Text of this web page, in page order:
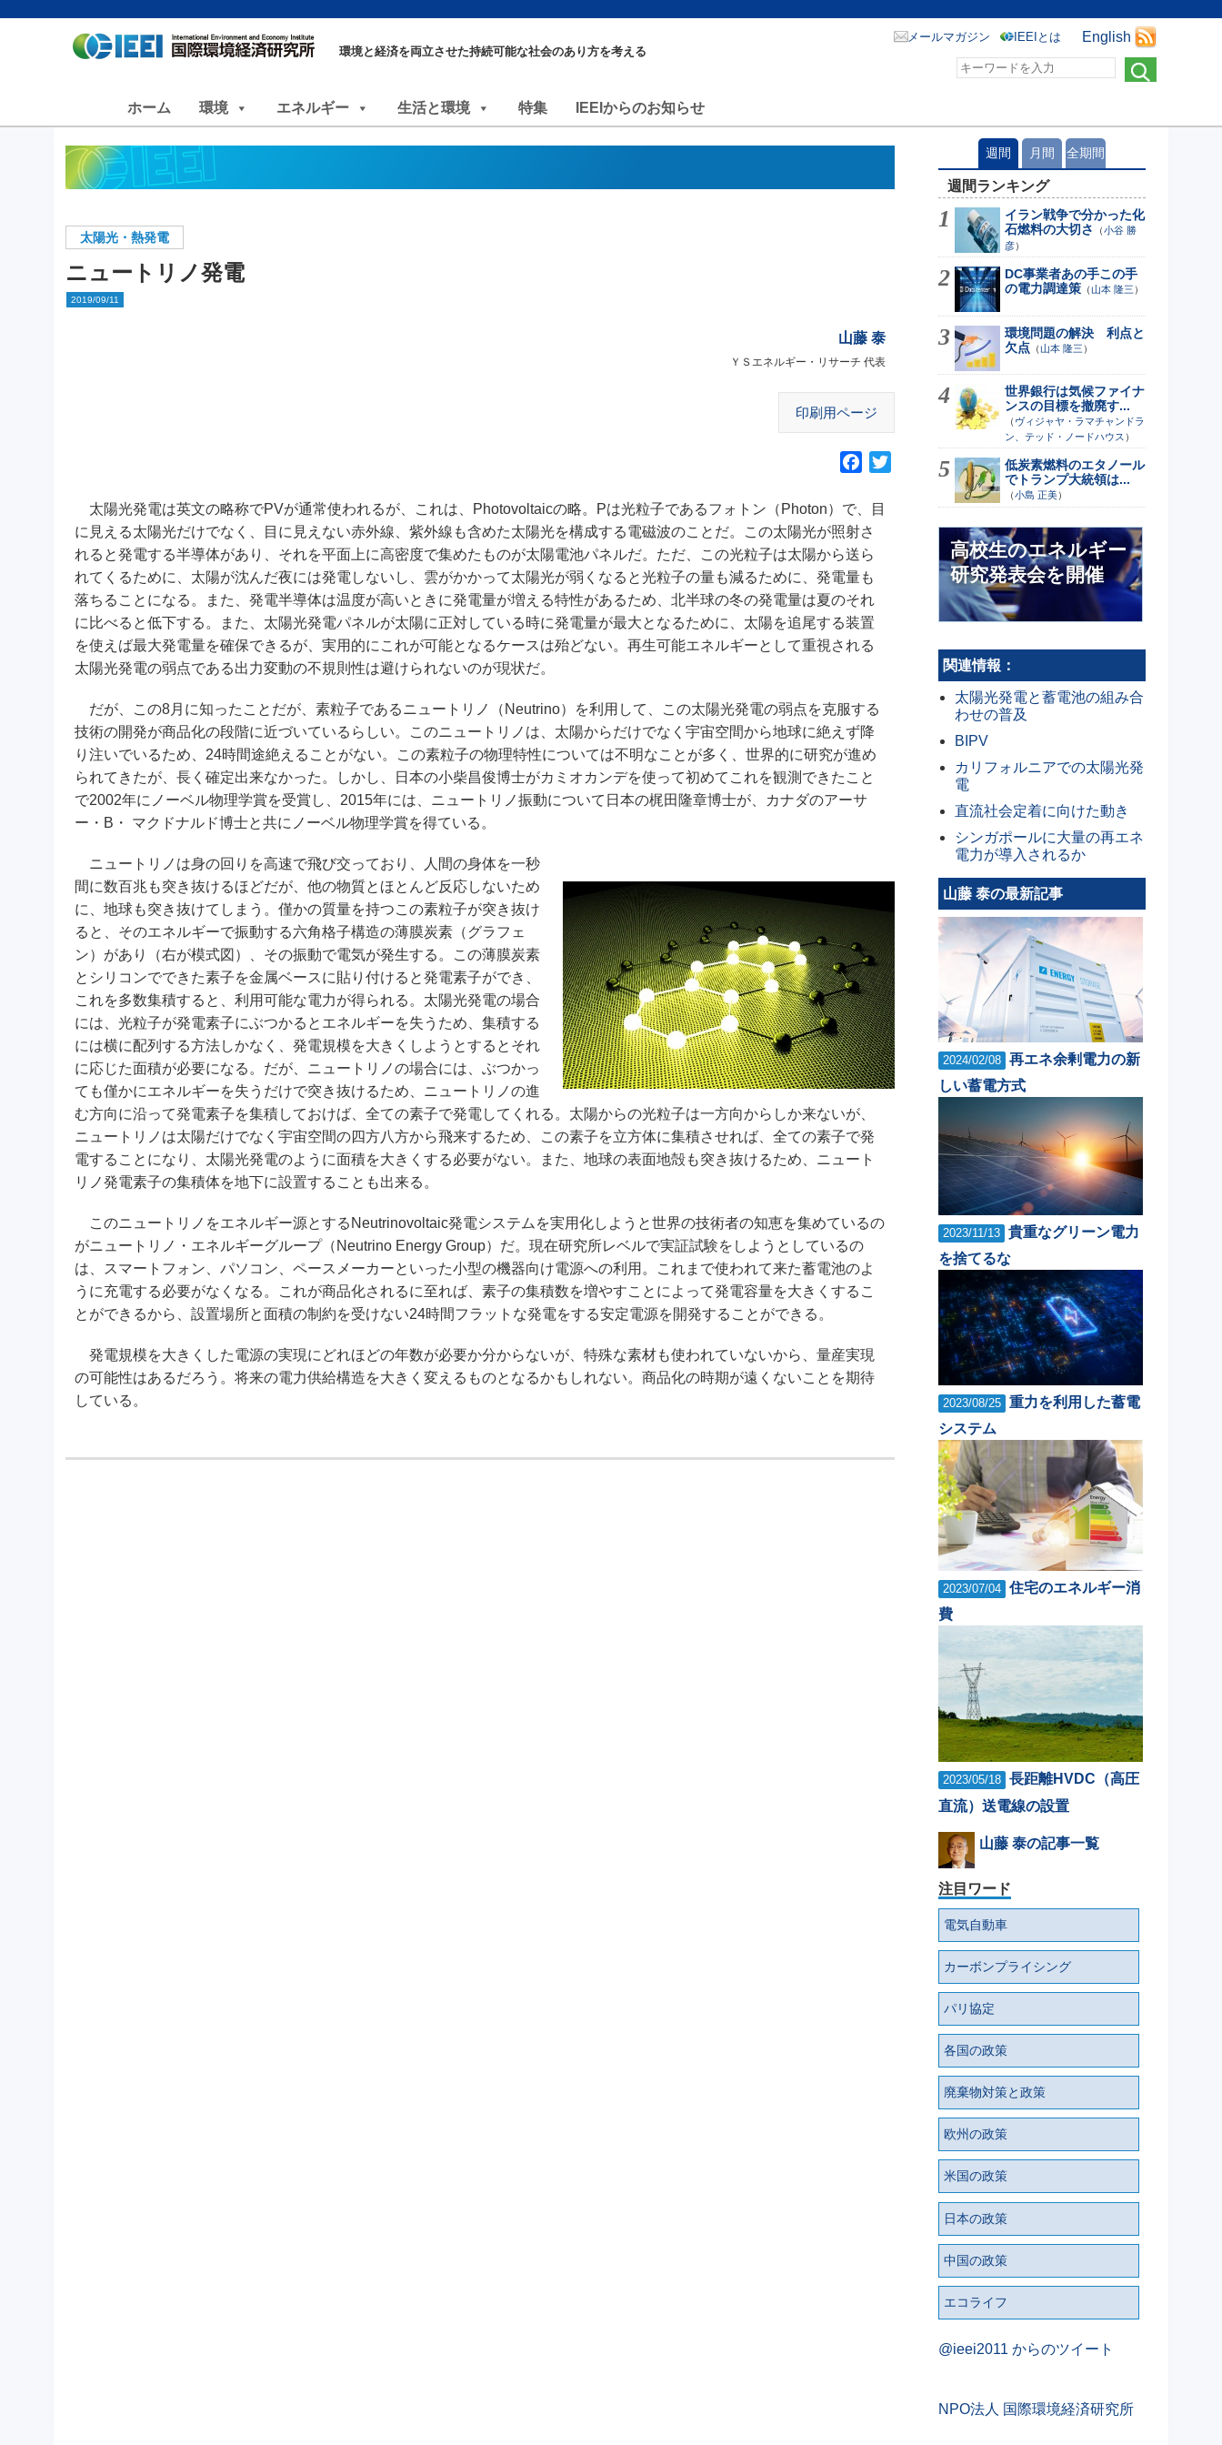
環境と経済を両立させた持続可能な社会のあり方を考える
English
メールマガジン IEEIとは
ホーム 環境 エネルギー 生活と環境 特集 IEEIからのお知らせ
太陽光・熱発電
ニュートリノ発電
2019/09/11
山藤 泰
ＹＳエネルギー・リサーチ 代表
印刷用ページ
e
b
o
o
k
太陽光発電は英文の略称でPVが通常使われるが、これは、Photovoltaicの略。Pは光粒子であるフォトン（Photon）で、目
に見える太陽光だけでなく、目に見えない赤外線、紫外線も含めた太陽光を構成する電磁波のことだ。
この太陽光が照射さ
れると発電する半導体があり、それを平面上に高密度で集めたものが太陽電池パネルだ。ただ、この光粒子は太陽から送ら
れてくるために、太陽が沈んだ夜には発電しないし、雲がかかって太陽光が弱くなると光粒子の量も減るために、発電量も
落ちることになる。また、発電半導体は温度が高いときに発電量が増える特性があるため、北半球の冬の発電量は夏のそれ
に比べると低下する。また、太陽光発電パネルが太陽に正対している時に発電量が最大となるために、太陽を追尾する装置
を使えば最大発電量を確保できるが、実用的にこれが可能となるケースは殆どない。再生可能エネルギーとして重視される
太陽光発電の弱点である出力変動の不規則性は避けられないのが現状だ。
だが、この8月に知ったことだが、素粒子であるニュートリノ（Neutrino）を利用して、この太陽光発電の弱点を克服する
技術の開発が商品化の段階に近づいているらしい。このニュートリノは、太陽からだけでなく宇宙空間から地球に絶えず降
り注いでいるため、24時間途絶えることがない。この素粒子の物理特性については不明なことが多く、世界的に研究が進め
られてきたが、長く確定出来なかった。しかし、日本の小柴昌俊博士がカミオカンデを使って初めてこれを観測できたこと
で2002年にノーベル物理学賞を受賞し、2015年には、ニュートリノ振動について日本の梶田隆章博士が、カナダのアーサ
ー・B・ マクドナルド博士と共にノーベル物理学賞を得ている。
ニュートリノは身の回りを高速で飛び交っており、人間の身体を一秒
間に数百兆も突き抜けるほどだが、他の物質とほとんど反応しないため
に、地球も突き抜けてしまう。僅かの質量を持つこの素粒子が突き抜け
ると、そのエネルギーで振動する六角格子構造の薄膜炭素（グラフェ
ン）があり（右が模式図）、その振動で電気が発生する。この薄膜炭素
とシリコンでできた素子を金属ベースに貼り付けると発電素子ができ、
これを多数集積すると、利用可能な電力が得られる。太陽光発電の場合
には、光粒子が発電素子にぶつかるとエネルギーを失うため、集積する
には横に配列する方法しかなく、発電規模を大きくしようとするとそれ
に応じた面積が必要になる。だが、ニュートリノの場合には、ぶつかっ
ても僅かにエネルギーを失うだけで突き抜けるため、ニュートリノの進
む方向に沿って発電素子を集積しておけば、全ての素子で発電してくれる。太陽からの光粒子は一方向からしか来ないが、
ニュートリノは太陽だけでなく宇宙空間の四方八方から飛来するため、この素子を立方体に集積させれば、全ての素子で発
電することになり、太陽光発電のように面積を大きくする必要がない。また、地球の表面地殻も突き抜けるため、ニュート
リノ発電素子の集積体を地下に設置することも出来る。
このニュートリノをエネルギー源とするNeutrinovoltaic発電システムを実用化しようと世界の技術者の知恵を集めているの
がニュートリノ・エネルギーグループ（Neutrino Energy Group）だ。現在研究所レベルで実証試験をしようとしているの
は、スマートフォン、パソコン、ペースメーカーといった小型の機器向け電源への利用。これまで使われて来た蓄電池のよ
うに充電する必要がなくなる。これが商品化されるに至れば、素子の集積数を増やすことによって発電容量を大きくするこ
とができるから、設置場所と面積の制約を受けない24時間フラットな発電をする安定電源を開発することができる。
発電規模を大きくした電源の実現にどれほどの年数が必要か分からないが、特殊な素材も使われていないから、量産実現
の可能性はあるだろう。将来の電力供給構造を大きく変えるものとなるかもしれない。商品化の時期が遠くないことを期待
している。
週間 月間 全期間
週間ランキング
イラン戦争で分かった化
石燃料の大切さ
（小谷 勝
彦）
DC事業者あの手この手
の電力調達策 （山本 隆三 ）
環境問題の解決 利点と
欠点 （山本 隆三 ）
世界銀行は気候ファイナ
ンスの目標を撤廃す...
（ ヴィジャヤ・ラマチャンドラ
ン、テッド・ノードハウス ）
低炭素燃料のエタノール
でトランプ大統領は...
（小島 正美）
高校生のエネルギー
研究発表会を開催
関連情報：
太陽光発電と蓄電池の組み合
わせの普及
BIPV
カリフォルニアでの太陽光発
電
直流社会定着に向けた動き
シンガポールに大量の再エネ
電力が導入されるか
山藤 泰の最新記事
2024/02/08 再エネ余剰電力の新
しい蓄電方式
2023/11/13 貴重なグリーン電力
を捨てるな
2023/08/25 重力を利用した蓄電
システム
2023/07/04 住宅のエネルギー消
費
2023/05/18 長距離HVDC（高圧
直流）送電線の設置
山藤 泰の記事一覧
注目ワード
電気自動車
カーボンプライシング
パリ協定
各国の政策
廃棄物対策と政策
欧州の政策
米国の政策
日本の政策
中国の政策
エコライフ
@ieei2011 からのツイート
NPO法人 国際環境経済研究所